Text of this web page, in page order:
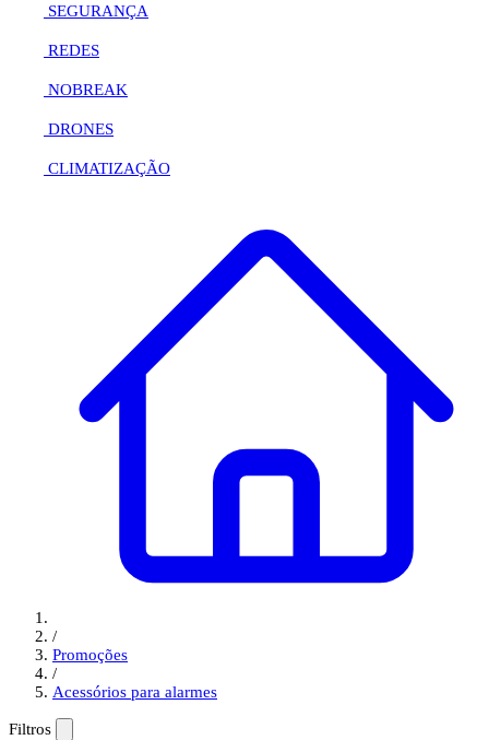
SEGURANÇA
REDES
NOBREAK
DRONES
CLIMATIZAÇÃO
/
Promoções
/
Acessórios para alarmes
Filtros